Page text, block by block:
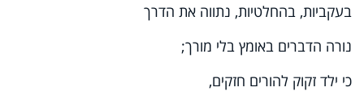
בעקביות, בהחלטיות, נתווה את הדרך
נורה הדברים באומץ בלי מורך;
כי ילד זקוק להורים חזקים,